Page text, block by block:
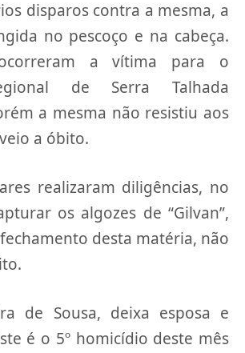
disparos contra a mesma, a
no pescoço e na cabeça.
a vítima para o
de Serra Talhada
a mesma não resistiu aos
a óbito.
realizaram diligências, no
os algozes de “Gilvan”,
desta matéria, não
de Sousa, deixa esposa e
é o 5º homicídio deste mês